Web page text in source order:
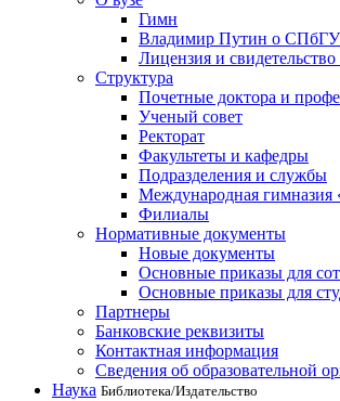
Гимн
Владимир Путин о
Лицензия и
Структура
Почетные доктора и
Ученый совет
Ректорат
Факультеты и кафедры
Подразделения и службы
Международная гимназия
Филиалы
Нормативные документы
Новые документы
Основные приказы для
Основные приказы для
Партнеры
Банковские реквизиты
Контактная информация
Сведения об образовательной
Наука Библиотека/Издательство